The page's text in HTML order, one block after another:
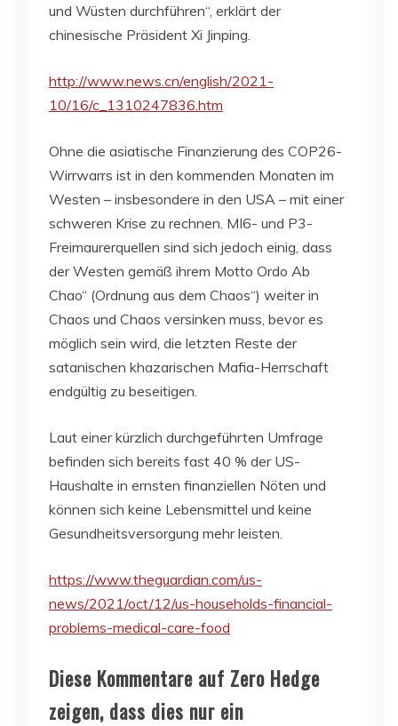
und Wüsten durchführen“, erklärt der
chinesische Präsident Xi Jinping.
http://www.news.cn/english/2021-
10/16/c_1310247836.htm
Ohne die asiatische Finanzierung des COP26-
Wirrwarrs ist in den kommenden Monaten im
Westen – insbesondere in den USA – mit einer
schweren Krise zu rechnen. MI6- und P3-
Freimaurerquellen sind sich jedoch einig, dass
der Westen gemäß ihrem Motto Ordo Ab
Chao“ (Ordnung aus dem Chaos“) weiter in
Chaos und Chaos versinken muss, bevor es
möglich sein wird, die letzten Reste der
satanischen khazarischen Mafia-Herrschaft
endgültig zu beseitigen.
Laut einer kürzlich durchgeführten Umfrage
befinden sich bereits fast 40 % der US-
Haushalte in ernsten finanziellen Nöten und
können sich keine Lebensmittel und keine
Gesundheitsversorgung mehr leisten.
https://www.theguardian.com/us-
news/2021/oct/12/us-households-financial-
problems-medical-care-food
Diese Kommentare auf Zero Hedge
zeigen, dass dies nur ein